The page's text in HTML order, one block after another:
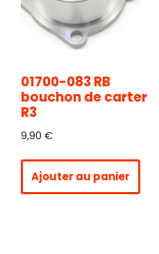
01700-083 RB
bouchon de carter
R3
9,90 €
Ajouter au panier